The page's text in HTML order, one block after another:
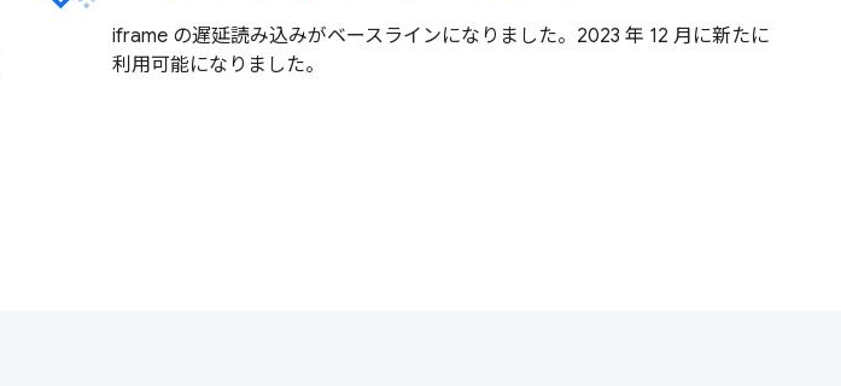
iframe の遅延読み込みがベースラインになりました。2023 年 12 月に新たに
利用可能になりました。